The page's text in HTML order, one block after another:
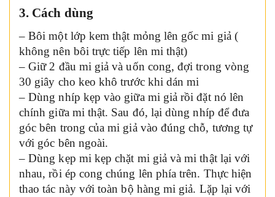
3. Cách dùng
– Bôi một lớp kem thật mỏng lên gốc mi giả (
không nên bôi trực tiếp lên mi thật)
– Giữ 2 đầu mi giả và uốn cong, đợi trong vòng
30 giây cho keo khô trước khi dán mi
– Dùng nhíp kẹp vào giữa mi giả rồi đặt nó lên
chính giữa mi thật. Sau đó, lại dùng nhíp để đưa
góc bên trong của mi giả vào đúng chỗ, tương tự
với góc bên ngoài.
– Dùng kẹp mi kẹp chặt mi giả và mi thật lại với
nhau, rồi ép cong chúng lên phía trên. Thực hiện
thao tác này với toàn bộ hàng mi giả. Lặp lại với